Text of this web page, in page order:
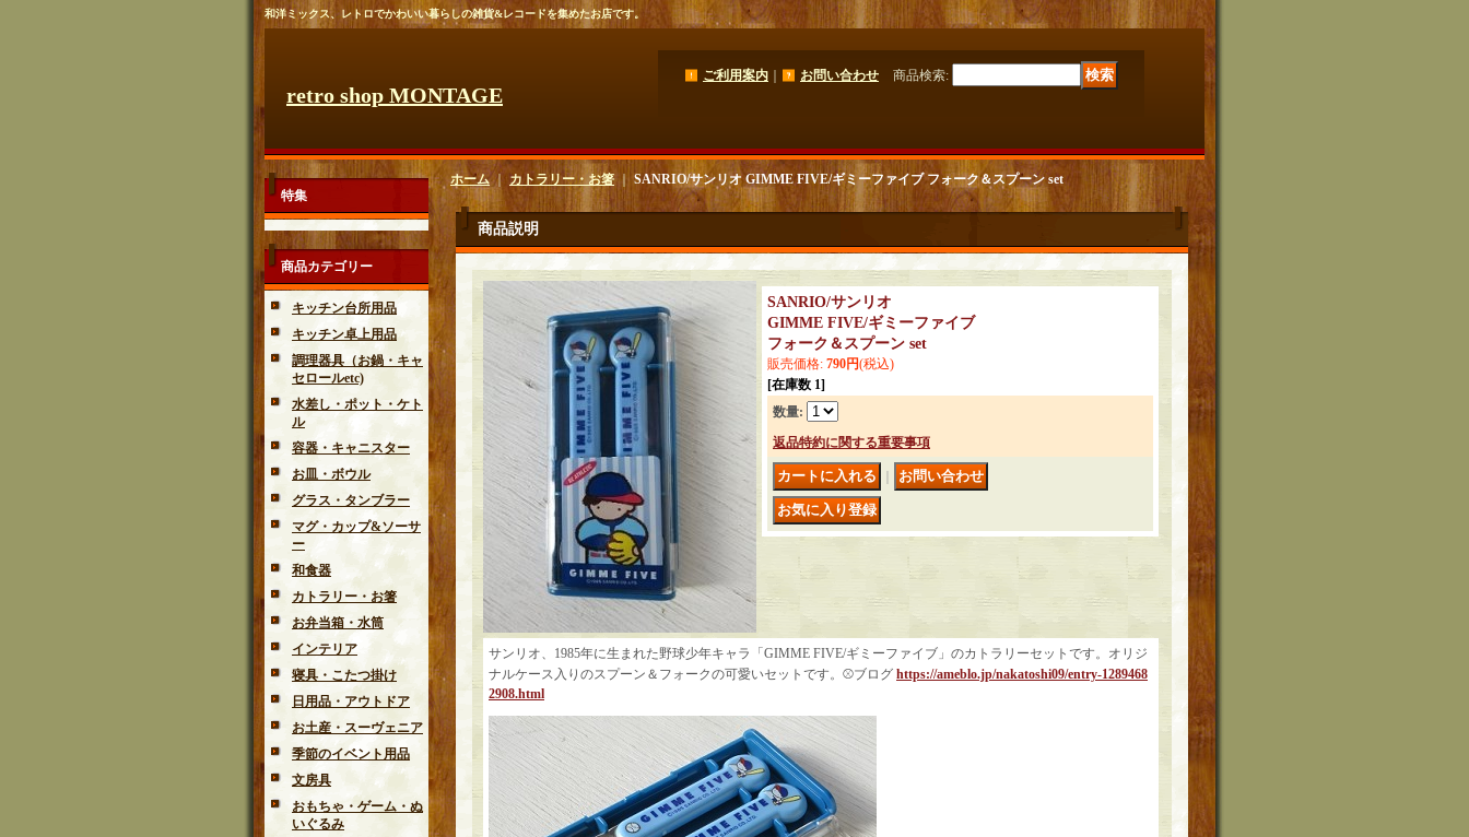
和洋ミックス、レトロでかわいい暮らしの雑貨&レコードを集めたお店です。
retro shop MONTAGE
ご利用案内 お問い合わせ 商品検索:
特集
商品カテゴリー
キッチン台所用品
キッチン卓上用品
調理器具（お鍋・キャ
セロールetc)
水差し・ポット・ケト
ル
容器・キャニスター
お皿・ボウル
グラス・タンブラー
マグ・カップ&ソーサ
ー
和食器
カトラリー・お箸
お弁当箱・水筒
インテリア
寝具・こたつ掛け
日用品・アウトドア
お土産・スーヴェニア
季節のイベント用品
文房具
おもちゃ・ゲーム・ぬ
いぐるみ
ホーム｜ カトラリー・お箸 ｜ SANRIO/サンリオ GIMME FIVE/ギミーファイブ フォーク＆スプーン set
商品説明
SANRIO/サンリオ
GIMME FIVE/ギミーファイブ
フォーク＆スプーン set
販売価格: 790円(税込)
[在庫数 1]
数量:
返品特約に関する重要事項
サンリオ、1985年に生まれた野球少年キャラ「GIMME FIVE/ギミーファイブ」のカトラリーセットです。オリジ
ナルケース入りのスプーン＆フォークの可愛いセットです。⚾ブログ https://ameblo.jp/nakatoshi09/entry-1289468
2908.html